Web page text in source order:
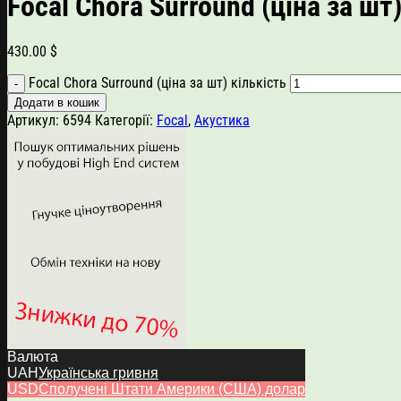
430.00 $
Focal Chora Surround (ціна за шт) кількість
Додати в кошик
Артикул: 6594 Категорії: Focal, Акустика
Валюта
UAHУкраїнська гривня
USDСполучені Штати Америки (США) долар